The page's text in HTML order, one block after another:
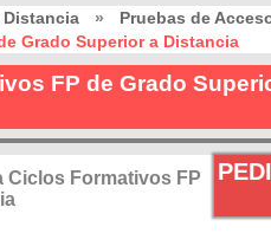
Distancia » Pruebas de
Grado Superior a Distancia
FP de Grado
Ciclos Formativos FP